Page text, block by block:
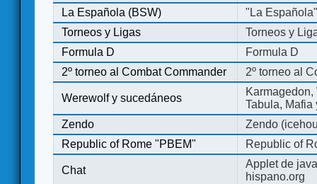
La Española (BSW)
"La
Torneos y Ligas
Torneos y
Formula D
Formula D
2º torneo al Combat Commander
2º torneo al
Werewolf y sucedáneos
Tabula, Mafia
Zendo
Zendo
Republic of Rome "PBEM"
Republic of
Chat
Applet de
hispano.org